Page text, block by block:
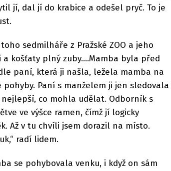
jí, dal jí do krabice a odešel pryč. To je
sedmilháře z Pražské ZOO a jeho
košťaty plný zuby....Mamba byla před
paní, která ji našla, ležela mamba na
Paní s manželem ji jen sledovala
co mohla udělat. Odborník s
ve výšce ramen, čímž jí logicky
Až v tu chvíli jsem dorazil na místo.
radí lidem.
se pohybovala venku, i když on sám